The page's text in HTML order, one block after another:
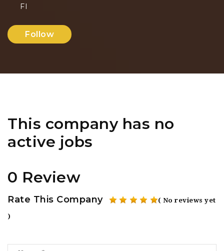
FI
Follow
This company has no
active jobs
0 Review
Rate This Company ( No reviews yet
)